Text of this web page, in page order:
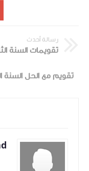
رسالة أحدث